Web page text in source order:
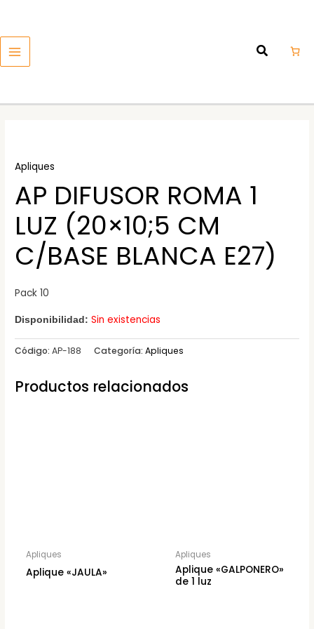
MENU
Apliques
AP DIFUSOR ROMA 1
LUZ (20×10;5 CM
C/BASE BLANCA E27)
Pack 10
Disponibilidad: Sin existencias
Código:AP-188 Categoría:Apliques
Productos relacionados
Apliques
Aplique «JAULA»
Apliques
Aplique «GALPONERO»
de 1 luz